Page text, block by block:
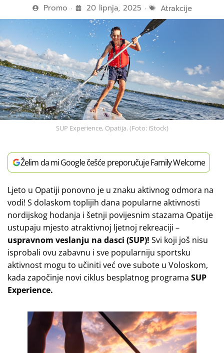
Promo 20 lipnja, 2025 Atrakcije
SUP Experience, Opatija. (Foto: iStock)
Želim da mi Google češće preporučuje Family Welcome
Ljeto u Opatiji ponovno je u znaku aktivnog odmora na
vodi! S dolaskom toplijih dana popularne aktivnosti
nordijskog hodanja i šetnji povijesnim stazama Opatije
ustupaju mjesto atraktivnoj ljetnoj rekreaciji –
uspravnom veslanju na dasci (SUP)! Svi koji još nisu
isprobali ovu zabavnu i sve popularniju sportsku
aktivnost mogu to učiniti već ove subote u Voloskom,
kada započinje novi ciklus besplatnog programa SUP
Experience.